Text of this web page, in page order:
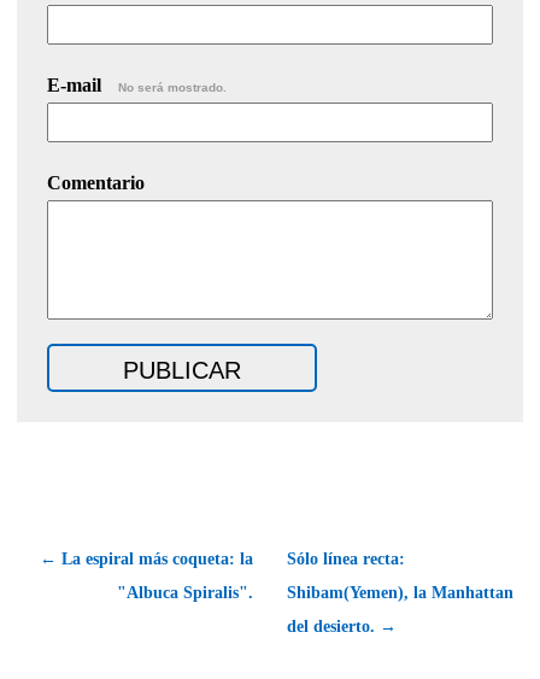
E-mail No será mostrado.
Comentario
← La espiral más coqueta: la
"Albuca Spiralis".
Sólo línea recta:
Shibam(Yemen), la Manhattan
del desierto. →